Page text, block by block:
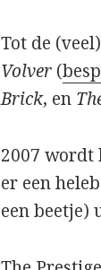
Tot de
Volver (
Brick, en
2007 wordt
er een
een beetje)